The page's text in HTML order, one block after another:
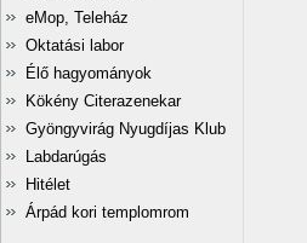
eMop, Teleház
Oktatási labor
Élő hagyományok
Kökény Citerazenekar
Gyöngyvirág Nyugdíjas Klub
Labdarúgás
Hitélet
Árpád kori templomrom